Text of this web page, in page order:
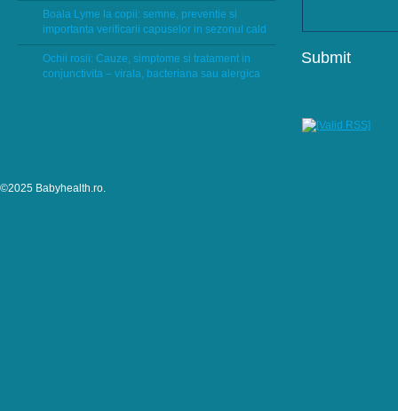
Boala Lyme la copii: semne, preventie si
importanta verificarii capuselor in sezonul cald
Ochii rosii: Cauze, simptome si tratament in
conjunctivita – virala, bacteriana sau alergica
©2025 Babyhealth.ro.